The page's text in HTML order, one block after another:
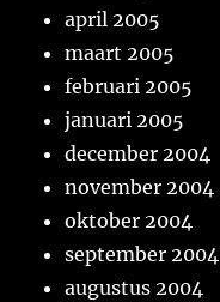
april 2005
maart 2005
februari 2005
januari 2005
december 2004
november 2004
oktober 2004
september 2004
augustus 2004